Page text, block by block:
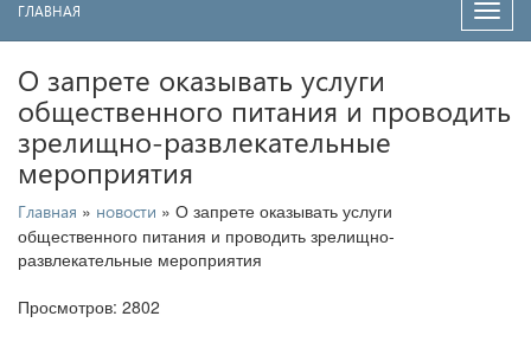
ГЛАВНАЯ
О запрете оказывать услуги
общественного питания и проводить
зрелищно-развлекательные
мероприятия
Главная » новости » О запрете оказывать услуги
общественного питания и проводить зрелищно-
развлекательные мероприятия
Просмотров: 2802